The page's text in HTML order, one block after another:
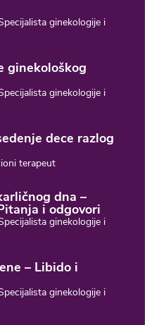
ginekologije i
ginekološkog
ginekologije i
dece razlog
terapeut
dna –
i odgovori
ginekologije i
– Libido i
ginekologije i